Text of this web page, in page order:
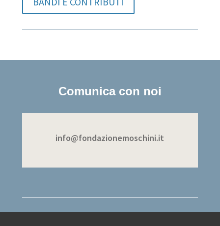
Comunica con noi
info@fondazionemoschini.it
Fondazione Franco Moschini